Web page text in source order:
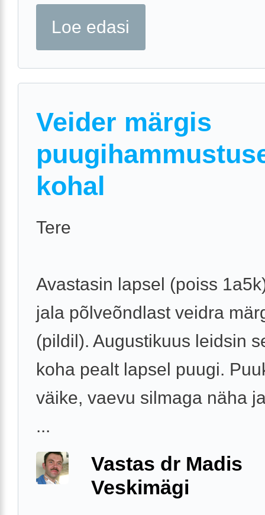
Loe edasi
Veider märgis
kohal
Tere
Avastasin lapsel (poiss
jala põlveõndlast veidra
(pildil). Augustikuus leidsin
koha pealt lapsel puugi.
väike, vaevu silmaga näha
...
Vastas dr Madis
Veskimägi